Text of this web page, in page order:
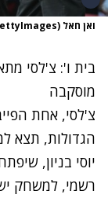
ואן חאל (GettyImages)
בית ו': צ'לסי
מוסקבה
צ'לסי, אחת
הגדולות, תצא
יוסי בניון,